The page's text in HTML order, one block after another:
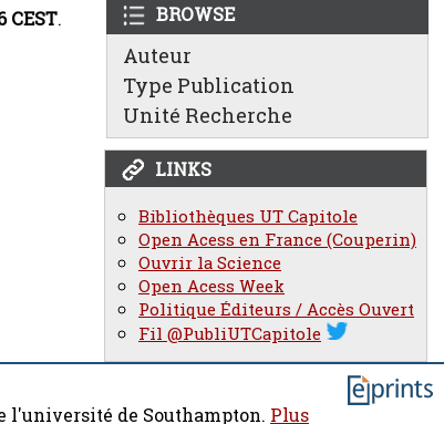
BROWSE
Auteur
Type Publication
Unité Recherche
LINKS
Bibliothèques UT Capitole
Open Acess en France (Couperin)
Ouvrir la Science
Open Acess Week
Politique Éditeurs / Accès Ouvert
Fil @PubliUTCapitole
CEST.
l'université de Southampton. Plus